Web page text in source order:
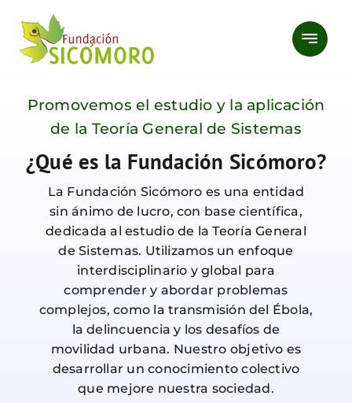
contenido
Promovemos el estudio y la aplicación
de la Teoría General de Sistemas
¿Qué es la Fundación Sicómoro?
La Fundación Sicómoro es una entidad
sin ánimo de lucro, con base científica,
dedicada al estudio de la Teoría General
de Sistemas. Utilizamos un enfoque
interdisciplinario y global para
comprender y abordar problemas
complejos, como la transmisión del Ébola,
la delincuencia y los desafíos de
movilidad urbana. Nuestro objetivo es
desarrollar un conocimiento colectivo
que mejore nuestra sociedad.